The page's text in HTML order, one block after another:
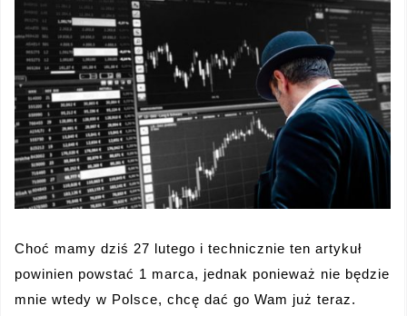
Choć mamy dziś 27 lutego i technicznie ten artykuł
powinien powstać 1 marca, jednak ponieważ nie będzie
mnie wtedy w Polsce, chcę dać go Wam już teraz.